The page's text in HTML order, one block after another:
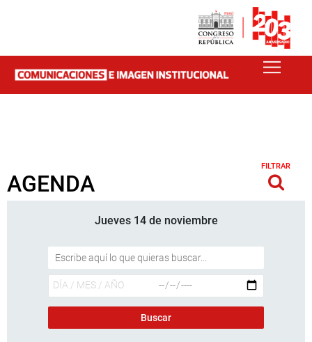
AGENDA
FILTRAR
Jueves 14 de noviembre